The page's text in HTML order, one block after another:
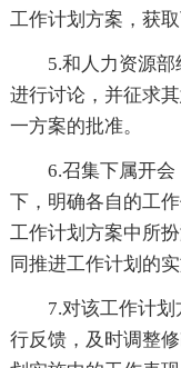
工作计划方案，获取
5.和人力资源
进行讨论，并征求
一方案的批准。
6.召集下属开
下，明确各自的工
工作计划方案中所
同推进工作计划的实
7.对该工作计
行反馈，及时调整